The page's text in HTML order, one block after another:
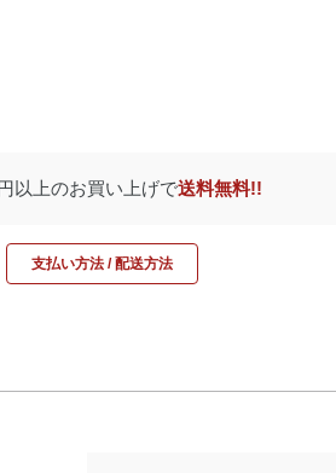
以上のお買い上げで送料無料!!
支払い方法 / 配送方法